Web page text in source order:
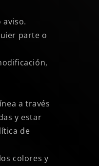
parte o
a través
y estar
de
colores y